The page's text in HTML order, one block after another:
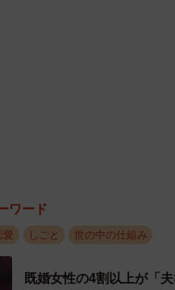
家がラブホテルと同じ地域
す。
も印象深い“ラブホテルある
ワード
愛 しごと 世の中の仕組み
既婚女性の4割以上が「